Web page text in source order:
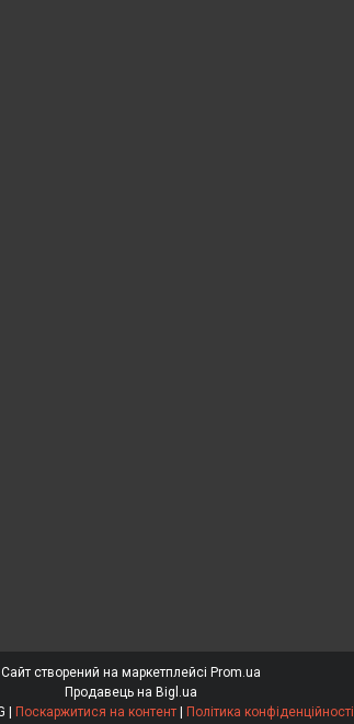
Сайт створений на маркетплейсі Prom.ua
Продавець на Bigl.ua
Поскаржитися на контент Політика конфіденційності